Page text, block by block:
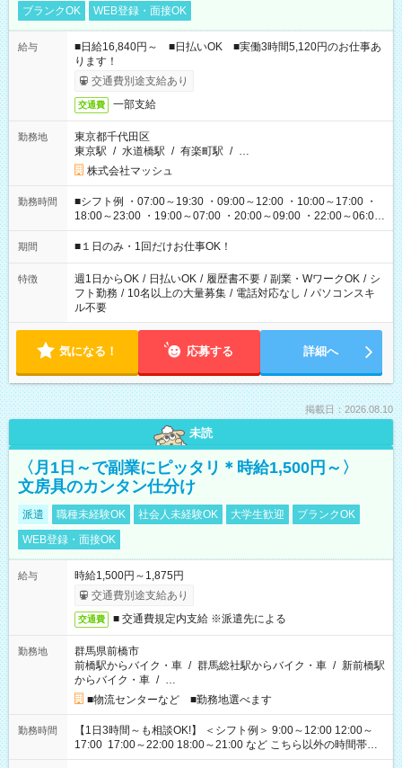
ブランクOK WEB登録・面接OK
給与
■日給16,840円～ ■日払いOK ■実働3時間5,120円のお仕事あ
ります！
交通費別途支給あり
交通費 一部支給
勤務地
東京都千代田区
東京駅 / 水道橋駅 / 有楽町駅 / …
株式会社マッシュ
勤務時間
■シフト例 ・07:00～19:30 ・09:00～12:00 ・10:00～17:00 ・
18:00～23:00 ・19:00～07:00 ・20:00～09:00 ・22:00～06:00
etc ★最短で3時間で5,120円のお仕事から 15時間で2万円近く稼
げるお仕事も！ ご希望のお時間に合わせてご紹介！ ※シフトは
ください！
期間 ■１日のみ・1回だけお仕事OK！
特徴 週1日からOK / 日払いOK / 履歴書不要 / 副業・WワークOK / シ
フト勤務 / 10名以上の大量募集 / 電話対応なし / パソコンスキ
ル不要
気になる！ 応募する 詳細へ
掲載日：2026.08.10
未読
〈月1日～で副業にピッタリ＊時給1,500円～〉
文房具のカンタン仕分け
派遣 職種未経験OK 社会人未経験OK 大学生歓迎
ブランクOK
WEB登録・面接OK
給与
時給1,500円～1,875円
交通費別途支給あり
交通費 ■ 交通費規定内支給 ※派遣先による
勤務地
群馬県前橋市
前橋駅からバイク・車 / 群馬総社駅からバイク・車 / 新前橋駅
からバイク・車 / …
■物流センターなど ■勤務地選べます
勤務時間
【1日3時間～も相談OK!】 ＜シフト例＞ 9:00～12:00 12:00～
17:00 17:00～22:00 18:00～21:00 など こちら以外の時間帯も
お気軽にご相談ください！